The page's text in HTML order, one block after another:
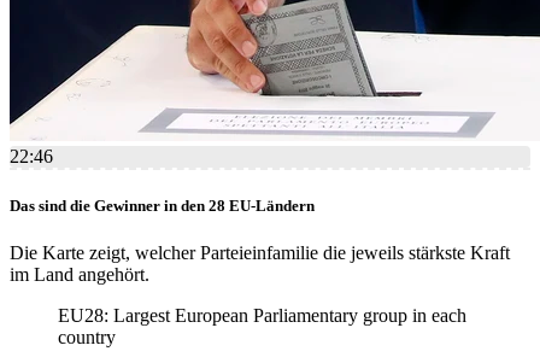
22:46
Das sind die Gewinner in den 28 EU-Ländern
Die Karte zeigt, welcher Parteieinfamilie die jeweils stärkste Kraft
im Land angehört.
EU28: Largest European Parliamentary group in each
country